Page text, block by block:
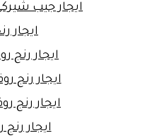
ايجار جيب
ايجار
ايجار رنج
ايجار رنج
ايجار رنج
ايجار رنج